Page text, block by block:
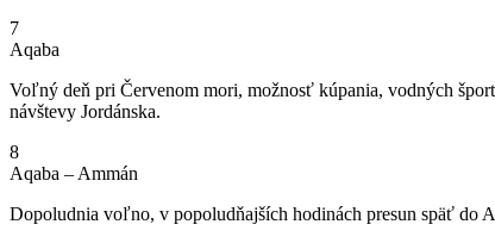
7
Aqaba
Voľný deň pri Červenom mori, možnosť kúpania, vodných
návštevy Jordánska.
8
Aqaba – Ammán
Dopoludnia voľno, v popoludňajších hodinách presun späť do